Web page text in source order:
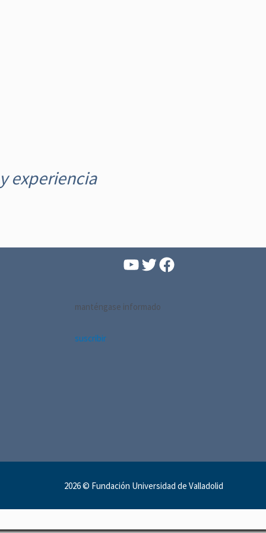
experiencia
YouTubeFacebook
manténgase informado
suscribir
2026 © Fundación Universidad de Valladolid